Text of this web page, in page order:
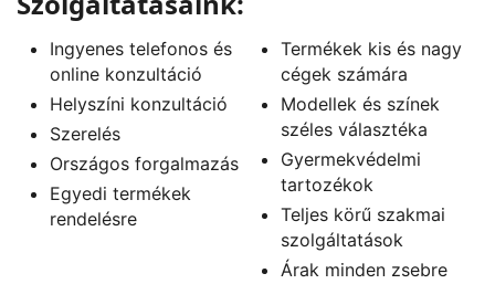
Ingyenes telefonos és
online konzultáció
Helyszíni konzultáció
Szerelés
Országos forgalmazás
Egyedi termékek
rendelésre
Termékek kis és nagy
cégek számára
Modellek és színek
széles választéka
Gyermekvédelmi
tartozékok
Teljes körű szakmai
szolgáltatások
Árak minden zsebre